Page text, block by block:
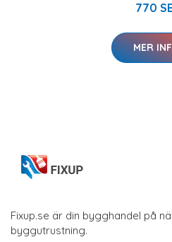
770
MER
Fixup.se är din bygghandel på
byggutrustning.